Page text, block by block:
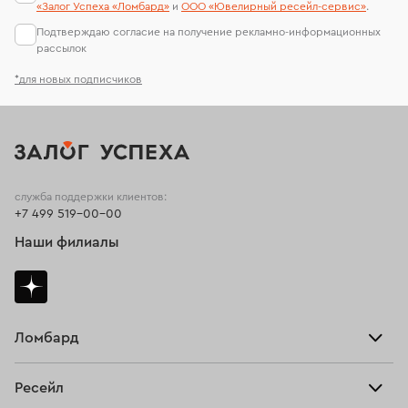
*для новых подписчиков
«Залог Успеха «Ломбард» и ООО «Ювелирный ресейл-сервиc».
Подтверждаю согласие на получение рекламно-информационных
рассылок
Ломбард
Ресейл
служба поддержки клиентов:
+7 499 519-00-00
Наши филиалы